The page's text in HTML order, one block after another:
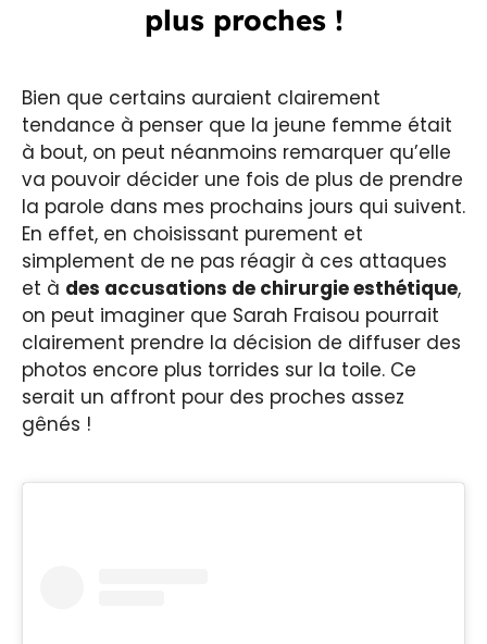
plus proches !
Bien que certains auraient clairement
tendance à penser que la jeune femme était
à bout, on peut néanmoins remarquer qu’elle
va pouvoir décider une fois de plus de prendre
la parole dans mes prochains jours qui suivent.
En effet, en choisissant purement et
simplement de ne pas réagir à ces attaques
et à des accusations de chirurgie esthétique,
on peut imaginer que Sarah Fraisou pourrait
clairement prendre la décision de diffuser des
photos encore plus torrides sur la toile. Ce
serait un affront pour des proches assez
gênés !